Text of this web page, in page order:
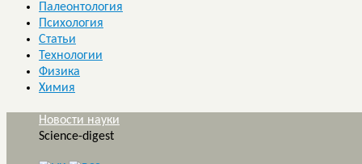
Палеонтология
Психология
Статьи
Технологии
Физика
Химия
Новости науки
Science-digest